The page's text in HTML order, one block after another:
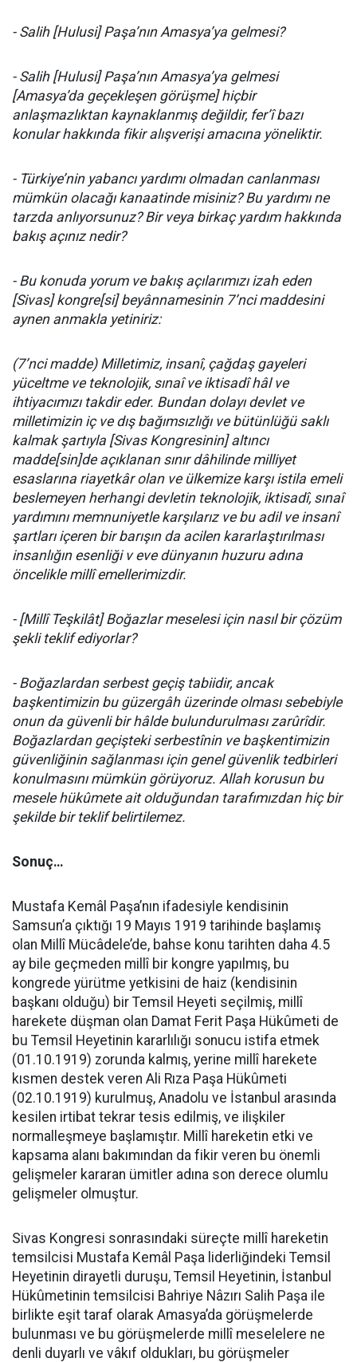
- Salih [Hulusi] Paşa’nın Amasya’ya gelmesi?
- Salih [Hulusi] Paşa’nın Amasya’ya gelmesi
[Amasya’da geçekleşen görüşme] hiçbir
anlaşmazlıktan kaynaklanmış değildir, fer’î bazı
konular hakkında fikir alışverişi amacına yöneliktir.
- Türkiye’nin yabancı yardımı olmadan canlanması
mümkün olacağı kanaa­tinde misiniz? Bu yardımı ne
tarzda anlıyorsunuz? Bir veya birkaç yardım hakkında
bakış açınız nedir?
- Bu konuda yorum ve bakış açılarımızı izah eden
[Sivas] kongre[si] beyânnamesinin 7’nci maddesini
aynen anmakla yetiniriz:
(7’nci madde) Milletimiz, insanî, çağdaş gayeleri
yüceltme ve teknolojik, sınaî ve iktisadî hâl ve
ihtiyacımızı takdir eder. Bundan dolayı devlet ve
milletimizin iç ve dış bağımsızlığı ve bütünlüğü saklı
kalmak şartıyla [Sivas Kongresinin] altıncı
madde[sin]de açıklanan sınır dâhilinde milliyet
esaslarına riayetkâr olan ve ülkemize karşı istila emeli
beslemeyen herhangi devletin teknolojik, iktisadî, sınaî
yardımını mem­nuniyetle karşılarız ve bu adil ve insanî
şartları içeren bir barışın da acilen kararlaştırılması
insanlığın esenliği v eve dünyanın huzuru adına
öncelikle millî emellerimizdir.
- [Millî Teşkilât] Boğazlar meselesi için nasıl bir çözüm
şekli teklif ediyorlar?
- Boğazlardan serbest geçiş tabiidir, ancak
başkentimizin bu güzer­gâh üzerinde olması sebebiyle
onun da güvenli bir hâlde bulundurulması zarûrîdir.
Boğazlardan geçişteki serbestînin ve başkentimizin
güvenliğinin sağlanması için genel güvenlik tedbirleri
konulmasını mümkün görüyoruz. Allah korusun bu
mesele hükûme­te ait olduğundan tarafımızdan hiç bir
şekilde bir teklif belirtilemez.
Sonuç…
Mustafa Kemâl Paşa’nın ifadesiyle kendisinin
Samsun’a çıktığı 19 Mayıs 1919 tarihinde başlamış
olan Millî Mücâdele’de, bahse konu tarihten daha 4.5
ay bile geçmeden millî bir kongre yapılmış, bu
kongrede yürütme yetkisini de haiz (kendisinin
başkanı olduğu) bir Temsil Heyeti seçilmiş, millî
harekete düşman olan Damat Ferit Paşa Hükûmeti de
bu Temsil Heyetinin kararlılığı sonucu istifa etmek
(01.10.1919) zorunda kalmış, yerine millî harekete
kısmen destek veren Ali Rıza Paşa Hükûmeti
(02.10.1919) kurulmuş, Anadolu ve İstanbul arasında
kesilen irtibat tekrar tesis edilmiş, ve ilişkiler
normalleşmeye başlamıştır. Millî hareketin etki ve
kapsama alanı bakımından da fikir veren bu önemli
gelişmeler kararan ümitler adına son derece olumlu
gelişmeler olmuştur.
Sivas Kongresi sonrasındaki süreçte millî hareketin
temsilcisi Mustafa Kemâl Paşa liderliğindeki Temsil
Heyetinin dirayetli duruşu, Temsil Heyetinin, İstanbul
Hükûmetinin temsilcisi Bahriye Nâzırı Salih Paşa ile
birlikte eşit taraf olarak Amasya’da görüşmelerde
bulunması ve bu görüşmelerde millî meselelere ne
denli duyarlı ve vâkıf oldukları, bu görüşmeler